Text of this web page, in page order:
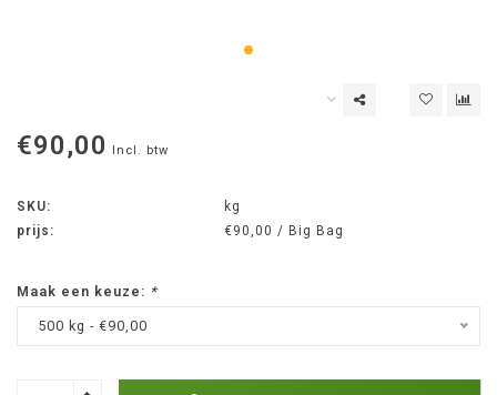
€90,00 Incl. btw
SKU:
kg
prijs:
€90,00 / Big Bag
Maak een keuze: *
500 kg - €90,00